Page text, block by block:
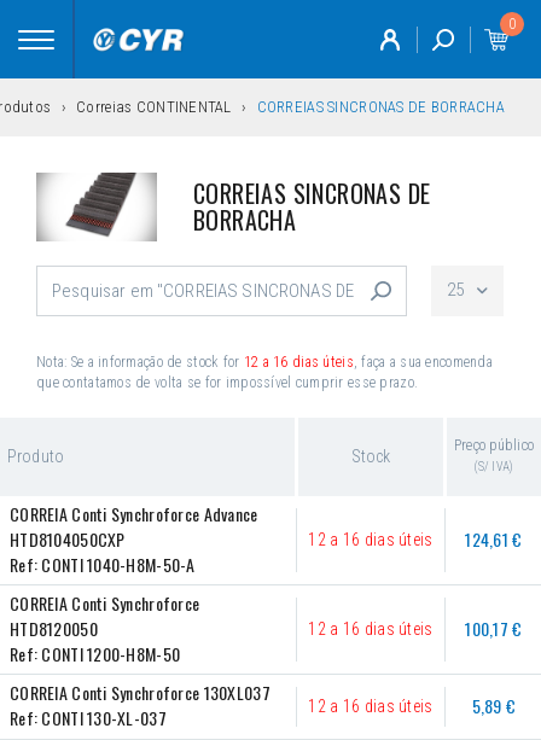
Toggle
0
Correias CONTINENTAL CORREIAS SINCRONAS DE BORRACHA
CORREIAS SINCRONAS DE
BORRACHA
25
Nota: Se a informação de stock for 12 a 16 dias úteis , faça a sua encomenda
que contatamos de volta se for impossível cumprir esse prazo.
Produto Stock
Preço público
(S/ IVA)
CORREIA Conti Synchroforce Advance
HTD8104050CXP
Ref:CONTI 1040-H8M-50-A
12 a 16 dias úteis 124,61 €
CORREIA Conti Synchroforce
HTD8120050
Ref:CONTI 1200-H8M-50
12 a 16 dias úteis 100,17 €
CORREIA Conti Synchroforce 130XL037
Ref:CONTI 130-XL-037 12 a 16 dias úteis 5,89 €